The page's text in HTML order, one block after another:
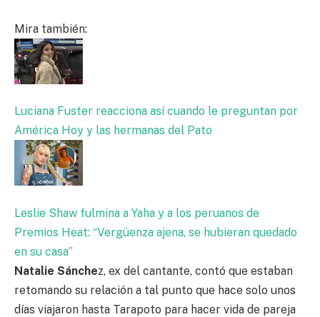
Mira también:
Luciana Fuster reacciona así cuando le preguntan por
América Hoy y las hermanas del Pato
Leslie Shaw fulmina a Yaha y a los peruanos de
Premios Heat: “Vergüenza ajena, se hubieran quedado
en su casa”
Natalie Sánchez, ex del cantante, contó que estaban
retomando su relación a tal punto que hace solo unos
días viajaron hasta Tarapoto para hacer vida de pareja